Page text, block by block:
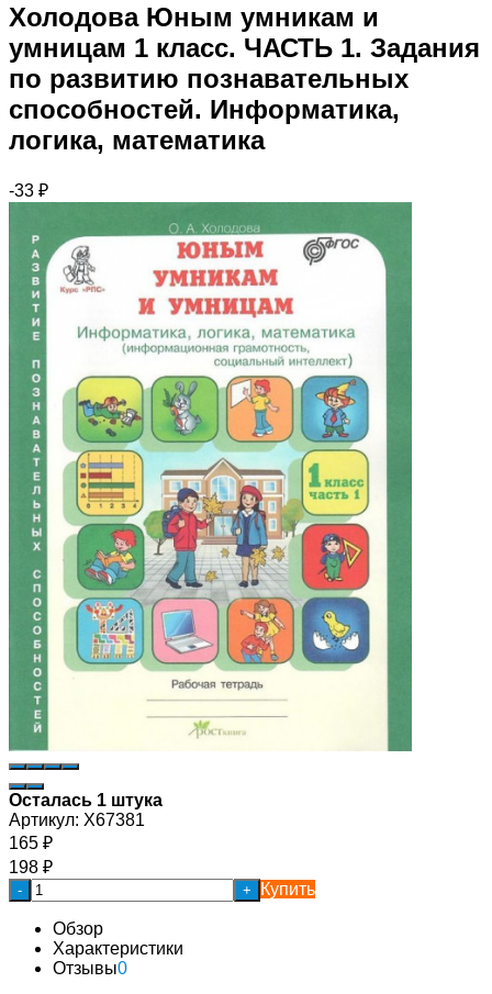
Холодова Юным умникам и
умницам 1 класс. ЧАСТЬ 1. Задания
по развитию познавательных
способностей. Информатика,
логика, математика
-33 ₽
Осталась 1 штука
Артикул: Х67381
165 ₽
198 ₽
- + Купить
Обзор
Характеристики
Отзывы0